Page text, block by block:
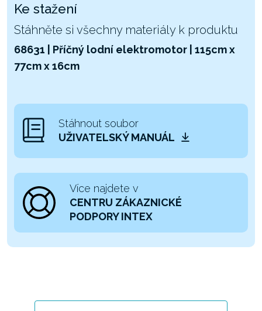
Ke stažení
Stáhněte si všechny materiály k produktu
68631 | Příčný lodní elektromotor | 115cm x
77cm x 16cm
Stáhnout soubor
UŽIVATELSKÝ MANUÁL
Více najdete v
CENTRU ZÁKAZNICKÉ
PODPORY INTEX